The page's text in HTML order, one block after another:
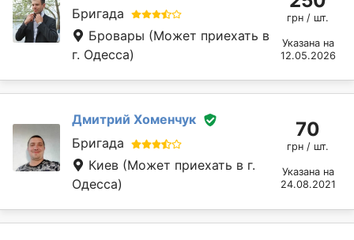
Бригада
Бровары (Может приехать в
г. Одесса)
грн / шт.
Указана на
12.05.2026
Дмитрий Хоменчук
Бригада
Киев (Может приехать в г.
Одесса)
70
грн / шт.
Указана на
24.08.2021